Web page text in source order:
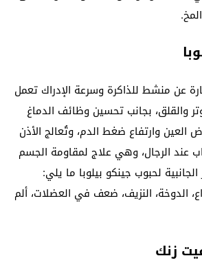
عن منشط للذاكرة وسرعة الإدراك تعمل
والقلق، بجانب تحسين وظائف الدماغ
العين وارتفاع ضغط الدم، وتُعالج الأذن
عند الرجال، وهي علاج لمقاومة الجسم
الجانبية لحبوب جينكو بيلوبا ما يلي:
الدوخة، النزيف، ضعف في العضلات، ألم
زنك